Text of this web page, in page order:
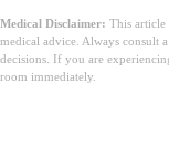
Medical Disclaimer: This article
medical advice. Always consult
decisions. If you are
room immediately.